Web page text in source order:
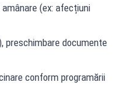
(ex: afecțiuni
preschimbare documente
conform programării